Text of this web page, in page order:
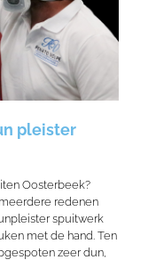
pleister
Oosterbeek?
redenen
spuitwerk
met de hand. Ten
zeer dun,